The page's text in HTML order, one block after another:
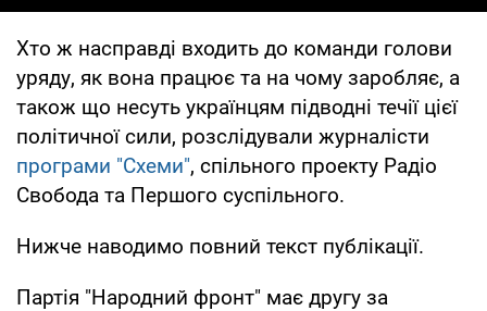
Хто ж насправді входить до команди голови
уряду, як вона працює та на чому заробляє, а
також що несуть українцям підводні течії цієї
політичної сили, розслідували журналісти
програми "Схеми", спільного проекту Радіо
Свобода та Першого суспільного.
Нижче наводимо повний текст публікації.
Партія "Народний фронт" має другу за